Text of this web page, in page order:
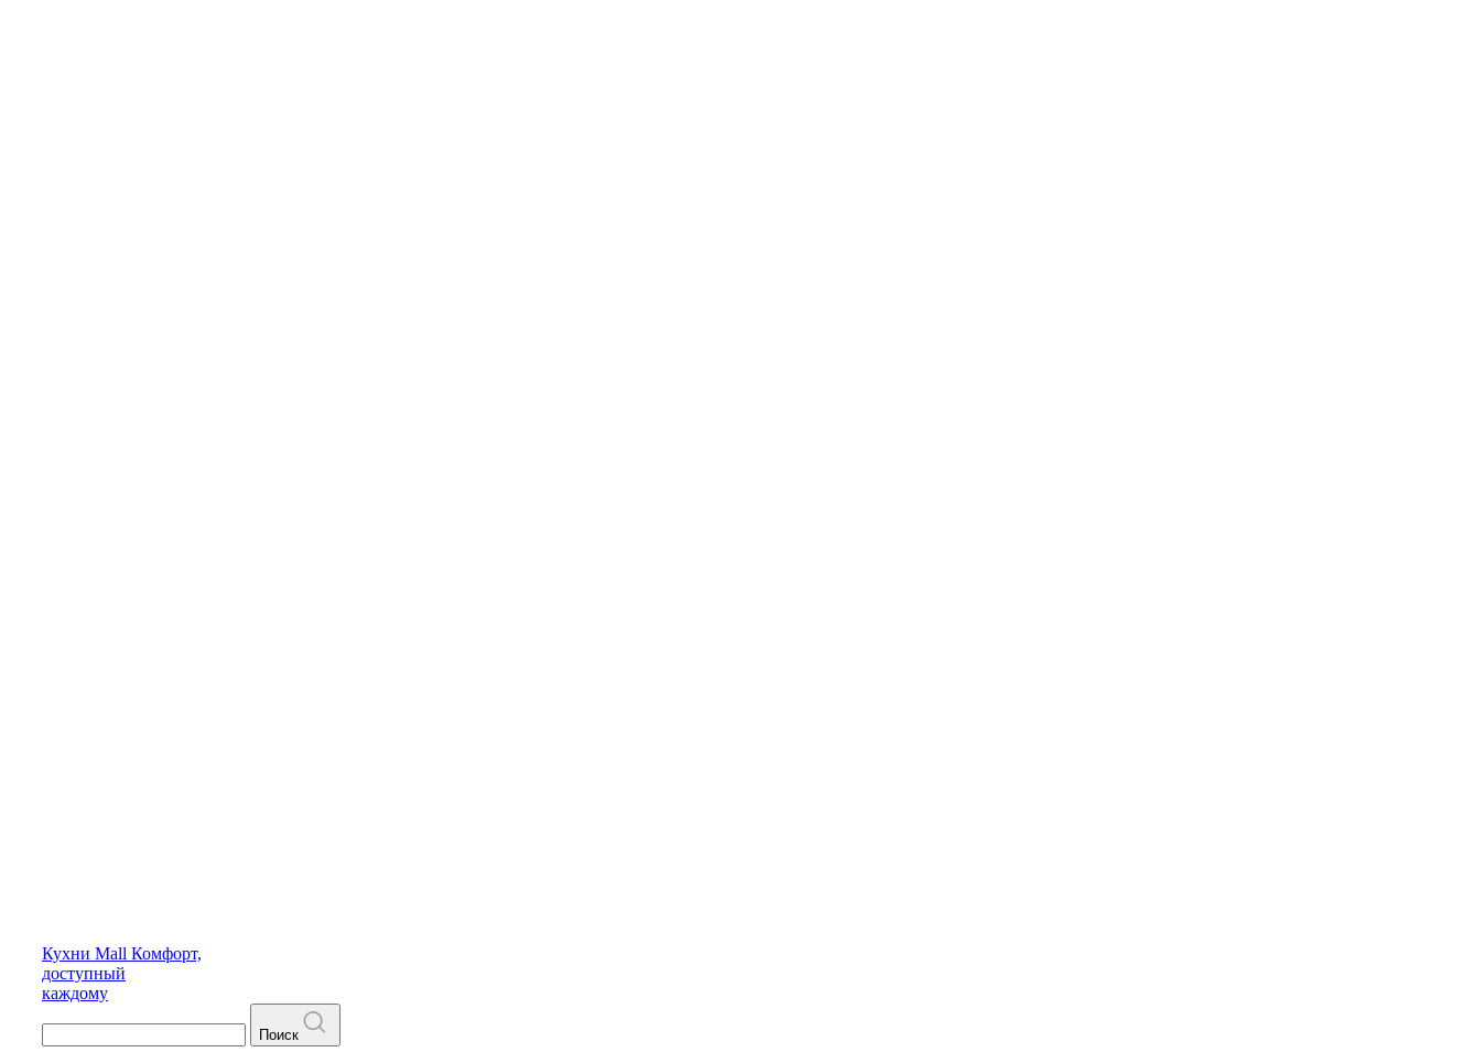
Кухни Mall Комфорт,
доступный
каждому
Поиск